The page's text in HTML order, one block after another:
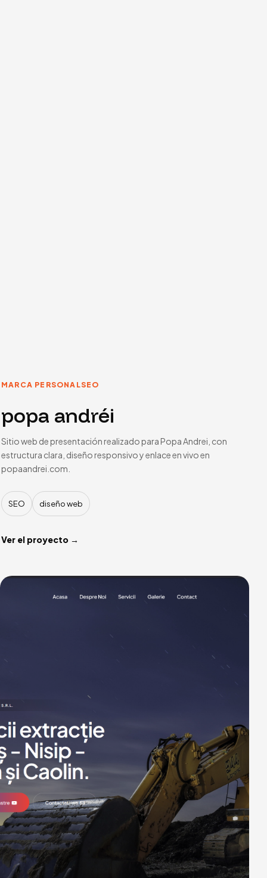
MARCA PERSONALSEO
popa andréi
Sitio web de presentación realizado para Popa Andrei, con
estructura clara, diseño responsivo y enlace en vivo en
popaandrei.com.
SEO diseño web
Ver el proyecto →